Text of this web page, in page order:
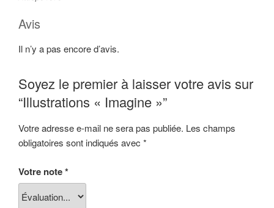
Avis
Il n’y a pas encore d’avis.
Soyez le premier à laisser votre avis sur
“Illustrations « Imagine »”
Votre adresse e-mail ne sera pas publiée. Les champs
obligatoires sont indiqués avec *
Votre note*